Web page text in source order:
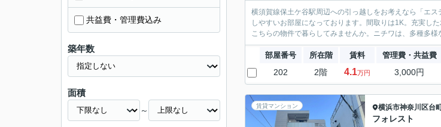
横須賀線保土ケ谷駅周辺への引っ越しをお考えなら「エ
しやすいお部屋になっております。間取りは1K。充実し
こちらの物件で暮らしてみませんか。ニチワは、多種多
部屋番号 所在階 賃料 管理費・共益費
202 2階 4.1万円 3,000円
賃貸マンション 横浜市神奈川区台
フォレスト
共益費・管理費込み
築年数
面積
～